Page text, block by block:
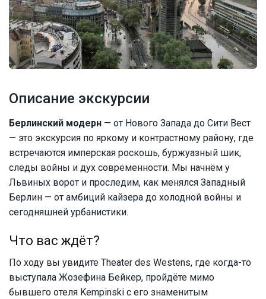
Описание экскурсии
Берлинский модерн — от Нового Запада до Сити Вест
— это экскурсия по яркому и контрастному району, где
встречаются имперская роскошь, буржуазный шик,
следы войны и дух современности. Мы начнём у
Львиных ворот и проследим, как менялся Западный
Берлин — от амбиций кайзера до холодной войны и
сегодняшней урбанистики.
Что вас ждёт?
По ходу вы увидите Theater des Westens, где когда-то
выступала Жозефина Бейкер, пройдёте мимо
бывшего отеля Kempinski с его знаменитым